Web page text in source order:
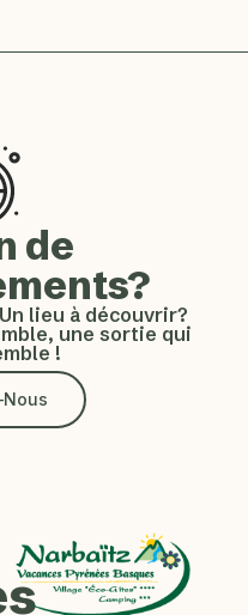
de
lieu à découvrir?
une sortie qui
!